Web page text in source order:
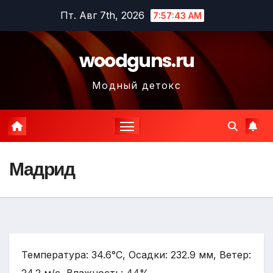
содержимому
Пт. Авг 7th, 2026 7:57:44 AM
woodguns.ru
Модный детокс
Мадрид
Температура: 34.6°C, Осадки: 232.9 мм, Ветер: